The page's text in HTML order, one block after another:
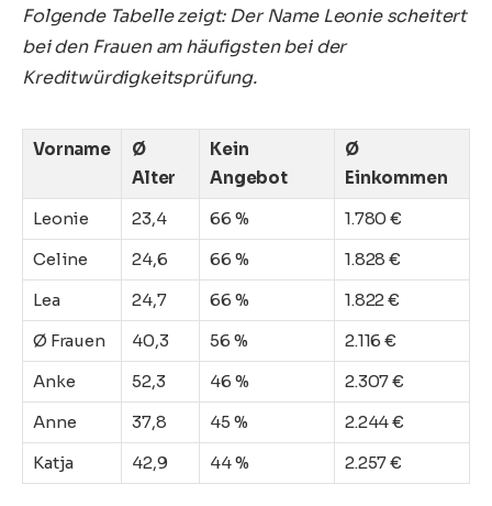
Folgende Tabelle zeigt: Der Name Leonie scheitert
bei den Frauen am häufigsten bei der
Kreditwürdigkeitsprüfung.
Vorname
Ø
Alter
Kein
Angebot
Ø
Einkommen
Leonie
23,4 66 %
1.780 €
Celine
24,6 66 %
1.828 €
Lea
24,7 66 %
1.822 €
Ø Frauen
40,3 56 %
2.116 €
Anke
52,3 46 %
2.307 €
Anne
37,8 45 %
2.244 €
Katja
42,9 44 % 2.257 €